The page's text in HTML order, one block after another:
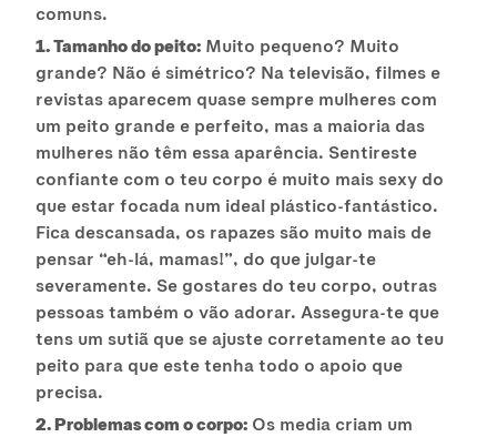
comuns.
1. Tamanho do peito: Muito pequeno? Muito
grande? Não é simétrico? Na televisão, filmes e
revistas aparecem quase sempre mulheres com
um peito grande e perfeito, mas a maioria das
mulheres não têm essa aparência. Sentireste
confiante com o teu corpo é muito mais sexy do
que estar focada num ideal plástico-fantástico.
Fica descansada, os rapazes são muito mais de
pensar “eh-lá, mamas!”, do que julgar-te
severamente. Se gostares do teu corpo, outras
pessoas também o vão adorar. Assegura-te que
tens um sutiã que se ajuste corretamente ao teu
peito para que este tenha todo o apoio que
precisa.
2. Problemas com o corpo: Os media criam um